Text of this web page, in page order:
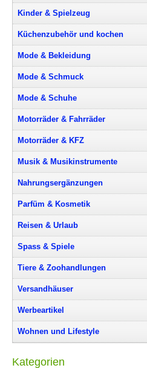
Kinder & Spielzeug
Küchenzubehör und kochen
Mode & Bekleidung
Mode & Schmuck
Mode & Schuhe
Motorräder & Fahrräder
Motorräder & KFZ
Musik & Musikinstrumente
Nahrungsergänzungen
Parfüm & Kosmetik
Reisen & Urlaub
Spass & Spiele
Tiere & Zoohandlungen
Versandhäuser
Werbeartikel
Wohnen und Lifestyle
Kategorien